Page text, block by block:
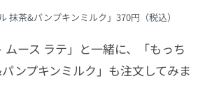
抹茶&パンプキンミルク」370円（税込）
ムース ラテ」と一緒に、「もっち
ンプキンミルク」も注文してみま